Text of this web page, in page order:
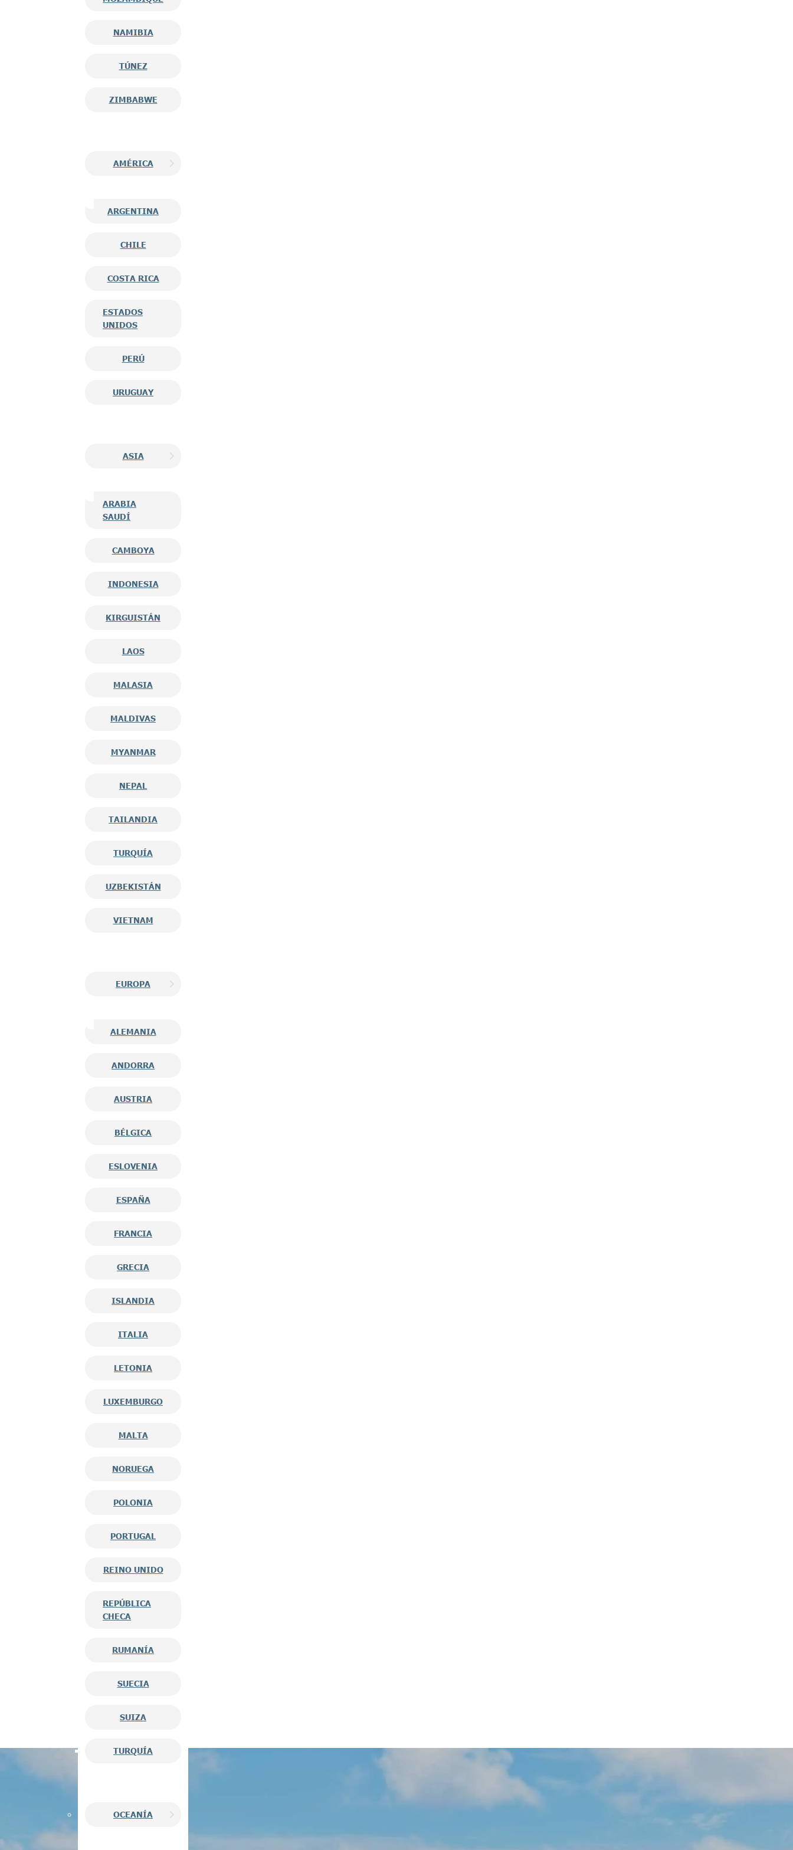
NAMIBIA
TÚNEZ
ZIMBABWE
AMÉRICA
ARGENTINA
CHILE
COSTA RICA
ESTADOS
UNIDOS
PERÚ
URUGUAY
ASIA
ARABIA
SAUDÍ
CAMBOYA
INDONESIA
KIRGUISTÁN
LAOS
MALASIA
MALDIVAS
MYANMAR
NEPAL
TAILANDIA
TURQUÍA
UZBEKISTÁN
VIETNAM
EUROPA
ALEMANIA
ANDORRA
AUSTRIA
BÉLGICA
ESLOVENIA
ESPAÑA
FRANCIA
GRECIA
ISLANDIA
ITALIA
LETONIA
LUXEMBURGO
MALTA
NORUEGA
POLONIA
PORTUGAL
REINO UNIDO
REPÚBLICA
CHECA
RUMANÍA
SUECIA
SUIZA
TURQUÍA
OCEANÍA